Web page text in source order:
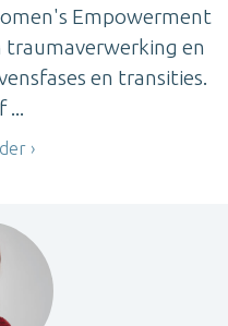
Empowerment
traumaverwerking en
en transities.
...